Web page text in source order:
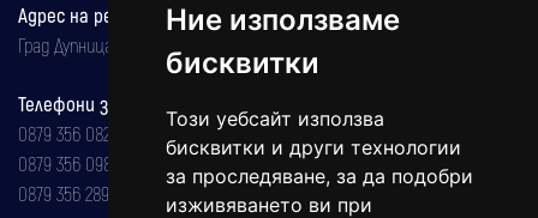
Ние използваме
бисквитки
Този уебсайт използва
бисквитки и други технологии
за проследяване, за да подобри
изживяването ви при
Адрес на редакцията
Град Дупница, ул.''Христо Ботев" 43
Телефони за реклама и абонаменти
0879 356 082
0879 356 098
0879 356 289